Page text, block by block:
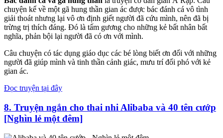
chuyện kể về một gã hung thần gian ác được bác đánh cá vô tình
giải thoát nhưng lại vô ơn định giết người đã cứu mình, nên đã bị
trừng trị thích đáng. Đó là tấm gương cho những kẻ bất nhân bất
nghĩa, phản bội lại người đã có ơn với mình.
Câu chuyện có tác dụng giáo dục các bé lòng biết ơn đối với những
người đã giúp mình và tinh thần cảnh giác, mưu trí đối phó với kẻ
gian ác.
Đọc truyện tại đây
8. Truyện ngắn cho thai nhi Alibaba và 40 tên cướp
[Nghìn lẻ một đêm]